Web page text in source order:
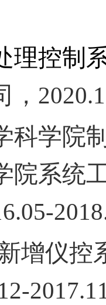
理控制
，
科学院
院系统
增仪控